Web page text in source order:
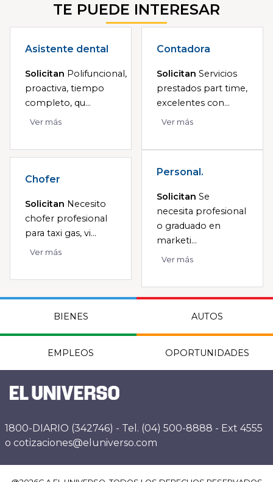
TE PUEDE INTERESAR
Asistente dental
Solicitan Polifuncional,
proactiva, tiempo
completo, qu...
Ver más
Contadora
Solicitan Servicios
prestados part time,
excelentes con...
Ver más
Chofer
Solicitan Necesito
chofer profesional
para taxi gas, vi...
Ver más
Personal.
Solicitan Se
necesita profesional
o graduado en
marketi...
Ver más
BIENES AUTOS
EMPLEOS OPORTUNIDADES
1800-DIARIO (342746) - Tel. (04) 500-8888 - Ext 4555
o cotizaciones@eluniverso.com